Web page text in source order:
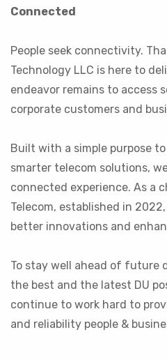
Connected
People seek connectivity.
Technology LLC is here to
endeavor remains to access
corporate customers and
Built with a simple purpose
smarter telecom solutions,
connected experience. As a
Telecom, established in
better innovations and
To stay well ahead of future
the best and the latest DU
continue to work hard to
and reliability people &